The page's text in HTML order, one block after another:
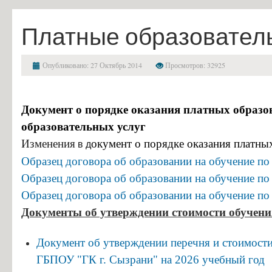
Вакантные места для приема (перевода) обучающихся
Образовательные стандарты и требования
Абитуриенту
Приемная комиссия и правила приёма
Условия приема на обучение по договорам на оказание платных
Перечень специальностей и профессий и требования к уровню
Перечень вступительных испытаний
Приём заявлений в электронной форме
Предварительный медицинский осмотр (обследование)
Платные
Опубликовано: 27 Октябрь 2014 Просмотров: 32925
Документ о порядке оказания платных
образовательных услуг
Изменения в документ о порядке оказания
Образец договора об образовании на обучение
Образец договора об образовании на обучение
Образец договора об образовании на обучение
Документы об утверждении стоимости
Документ об утверждении перечня и
ГБПОУ "ГК г. Сызрани" на 2026 учебный год